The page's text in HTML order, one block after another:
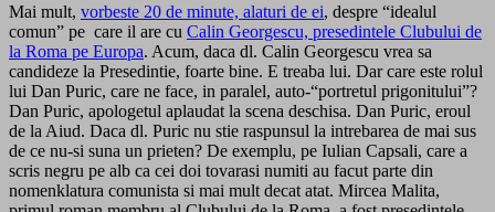
Mai mult, vorbeste 20 de minute, alaturi de ei, despre “idealul
comun” pe care il are cu Calin Georgescu, presedintele Clubului de
la Roma pe Europa. Acum, daca dl. Calin Georgescu vrea sa
candideze la Presedintie, foarte bine. E treaba lui. Dar care este rolul
lui Dan Puric, care ne face, in paralel, auto-“portretul prigonitului”?
Dan Puric, apologetul aplaudat la scena deschisa. Dan Puric, eroul
de la Aiud. Daca dl. Puric nu stie raspunsul la intrebarea de mai sus
de ce nu-si suna un prieten? De exemplu, pe Iulian Capsali, care a
scris negru pe alb ca cei doi tovarasi numiti au facut parte din
nomenklatura comunista si mai mult decat atat. Mircea Malita,